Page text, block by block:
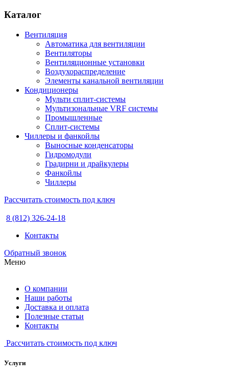
Каталог
Вентиляция
Автоматика для вентиляции
Вентиляторы
Вентиляционные установки
Воздухораспределение
Элементы канальной вентиляции
Кондиционеры
Мульти сплит-системы
Мультизональные VRF системы
Промышленные
Сплит-системы
Чиллеры и фанкойлы
Выносные конденсаторы
Гидромодули
Градирни и драйкулеры
Фанкойлы
Чиллеры
Рассчитать стоимость под ключ
8 (812) 326-24-18
Контакты
Обратный звонок
Меню
О компании
Наши работы
Доставка и оплата
Полезные статьи
Контакты
Рассчитать стоимость под ключ
Услуги